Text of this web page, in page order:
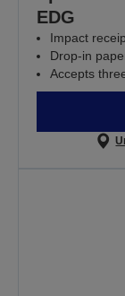
EDG
Impact
Drop-in
Accepts